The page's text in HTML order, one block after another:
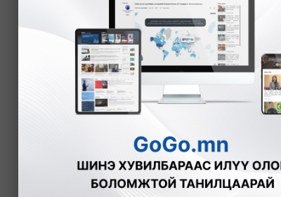
Допинг хэрэглэж,
барилдах эрх,
Б.Эрдэнэчимэг 2026-